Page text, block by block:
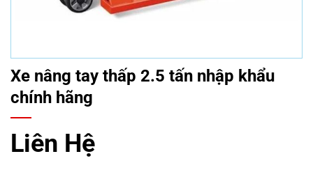
Xe nâng tay thấp 2.5 tấn nhập khẩu
chính hãng
Liên Hệ